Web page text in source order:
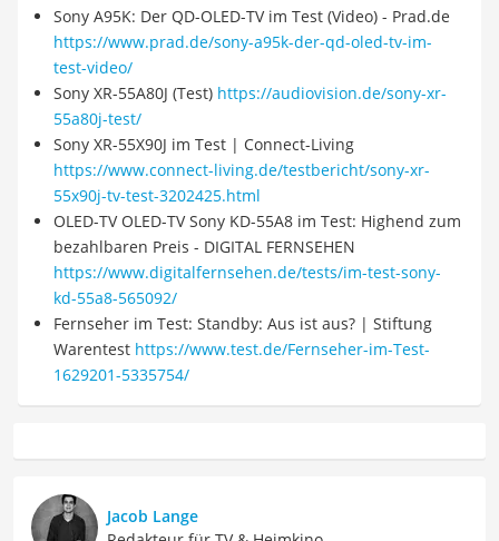
Sony A95K: Der QD-OLED-TV im Test (Video) - Prad.de
https://www.prad.de/sony-a95k-der-qd-oled-tv-im-
test-video/
Sony XR-55A80J (Test) https://audiovision.de/sony-xr-
55a80j-test/
Sony XR-55X90J im Test | Connect-Living
https://www.connect-living.de/testbericht/sony-xr-
55x90j-tv-test-3202425.html
OLED-TV OLED-TV Sony KD-55A8 im Test: Highend zum
bezahlbaren Preis - DIGITAL FERNSEHEN
https://www.digitalfernsehen.de/tests/im-test-sony-
kd-55a8-565092/
Fernseher im Test: Standby: Aus ist aus? | Stiftung
Warentest https://www.test.de/Fernseher-im-Test-
1629201-5335754/
Jacob Lange